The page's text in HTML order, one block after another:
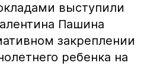
выступили
Пашина
закреплении
ребенка на